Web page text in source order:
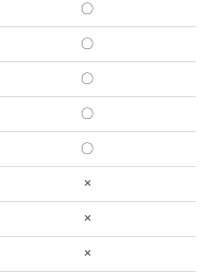
〇
〇
〇
〇
〇
×
×
×